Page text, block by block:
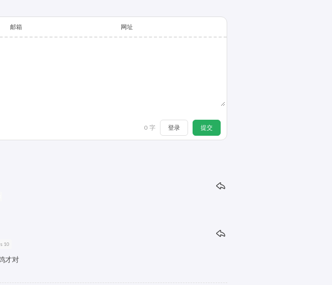
邮箱 网址
0 字 登录 提交
10
才对